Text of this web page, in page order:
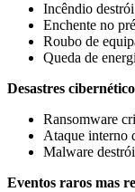
Incêndio
Enchente no
Roubo de
Queda de
Desastres
Ransomware
Ataque interno
Malware
Eventos raros mas